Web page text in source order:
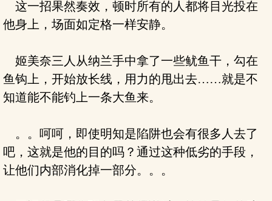
这一招果然奏效，顿时所有的人都将目光投在
他身上，场面如定格一样安静。
姬美奈三人从纳兰手中拿了一些鱿鱼干，勾在
鱼钩上，开始放长线，用力的甩出去……就是不
知道能不能钓上一条大鱼来。
。。呵呵，即使明知是陷阱也会有很多人去了
吧，这就是他的目的吗？通过这种低劣的手段，
让他们内部消化掉一部分。。。